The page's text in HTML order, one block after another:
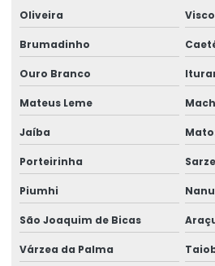
Radio controle para ponte rolante
Reforma de caminho de rolamento
Reforma De Equipamentos De
Reforma De Talhas Elétricas
Reforma de ponte rolante
Reforma de ponte rolante em rs
Oliveira
Brumadinho
Ouro Branco
Mateus Leme
Jaíba
Porteirinha
Piumhi
São Joaquim de Bicas
Várzea da Palma